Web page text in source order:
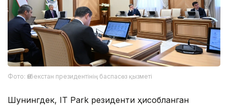
Фото: Өзбекстан президентінің баспасөз қызметі
Шунингдек, IT Park резиденти ҳисобланган